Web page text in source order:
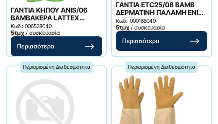
ΓΑΝΤΙΑ ΚΗΠΟΥ ANIS/06
ΒΑΜΒΑΚΕΡΑ LATTEX
ΑΝΤΟΧΗΣ
Κωδ.: 006528040
5τμχ / συσκευασία
Περισσότερα
ΓΑΝΤΙΑ ETC25/08 ΒΑΜΒ
ΔΕΡΜΑΤΙΝΗ ΠΑΛΑΜΗ ΕΝΙΣΧ
ΔΑΚΤΥΛ
Κωδ.: 000168040
5τμχ / συσκευασία
Περισσότερα
Περιορισμένη Διαθεσιμότητα Περιορισμένη Διαθεσιμότητα